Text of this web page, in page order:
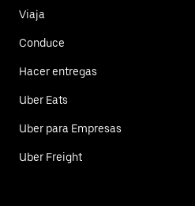
Viaja
Conduce
Hacer entregas
Uber Eats
Uber para Empresas
Uber Freight